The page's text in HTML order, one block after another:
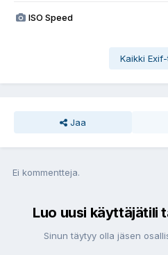
ISO Speed
Kaikki
Jaa
Ei kommentteja.
Luo uusi käyttäjätili
Sinun täytyy olla jäsen